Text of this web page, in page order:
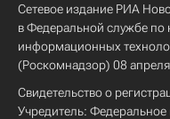
Сетевое издание РИА
в Федеральной службе по
информационных
(Роскомнадзор) 08
Свидетельство о
Учредитель: Федеральное